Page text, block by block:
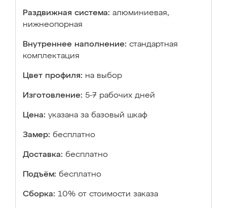
Раздвижная система: алюминиевая,
нижнеопорная
Внутреннее наполнение: стандартная
комплектация
Цвет профиля: на выбор
Изготовление: 5-7 рабочих дней
Цена: указана за базовый шкаф
Замер: бесплатно
Доставка: бесплатно
Подъём: бесплатно
Сборка: 10% от стоимости заказа